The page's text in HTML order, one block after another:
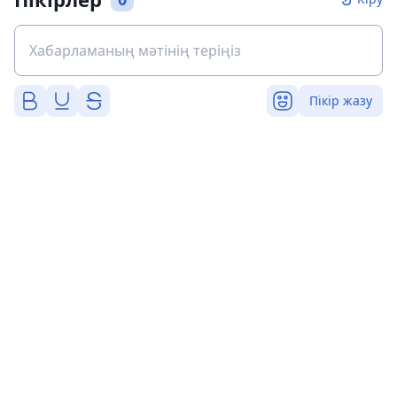
Пікір жазу